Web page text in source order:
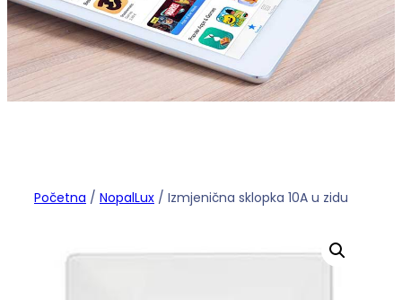
Početna / NopalLux / Izmjenična sklopka 10A u zidu